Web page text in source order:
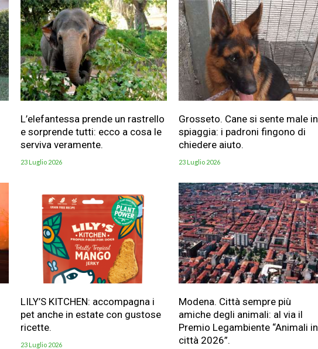
L’elefantessa prende un rastrello
e sorprende tutti: ecco a cosa le
serviva veramente.
23 Luglio 2026
Grosseto. Cane si sente male in
spiaggia: i padroni fingono di
chiedere aiuto.
23 Luglio 2026
LILY’S KITCHEN: accompagna i
pet anche in estate con gustose
ricette.
23 Luglio 2026
Modena. Città sempre più
amiche degli animali: al via il
Premio Legambiente “Animali in
città 2026”.